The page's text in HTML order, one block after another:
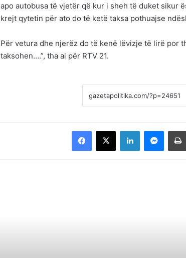
apo autobusa të vjetër që kur i sheh të duket sikur
krejt qytetin për ato do të ketë taksa pothuajse
Për vetura dhe njerëz do të kenë lëvizje të lirë por
taksohen….”, tha ai për RTV 21.
Facebook
X LinkedIn